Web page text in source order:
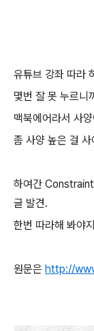
유튜브 강좌 따라
몇번 잘 못 누르니
맥북에어라서 사
좀 사양 높은 걸 사
하여간 Constraint
글 발견.
한번 따라해 봐야
원문은 http://